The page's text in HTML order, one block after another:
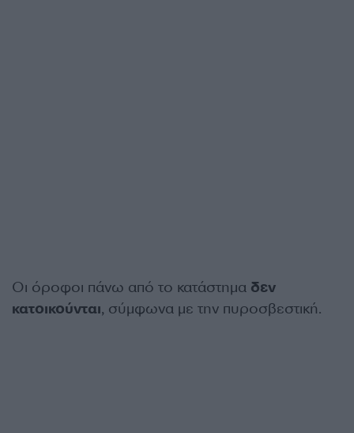
Οι όροφοι πάνω από το κατάστημα δεν
κατοικούνται, σύμφωνα με την πυροσβεστική.